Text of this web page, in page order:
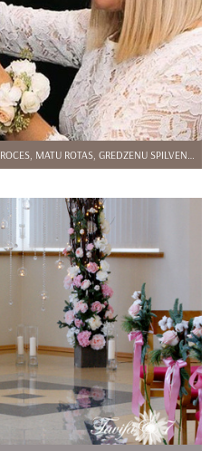
KĀZU AKSESUĀRI: PIESPRAUDES, APROCES, MATU ROTAS, GREDZENU SPILVENTIŅI